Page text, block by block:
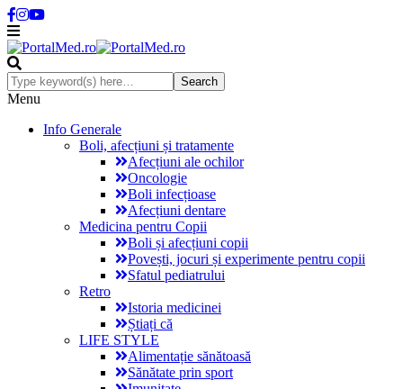
Menu
Info Generale
Boli, afecțiuni și tratamente
Afecțiuni ale ochilor
Oncologie
Boli infecțioase
Afecțiuni dentare
Medicina pentru Copii
Boli și afecțiuni copii
Povești, jocuri și experimente pentru copii
Sfatul pediatrului
Retro
Istoria medicinei
Știați că
LIFE STYLE
Alimentație sănătoasă
Sănătate prin sport